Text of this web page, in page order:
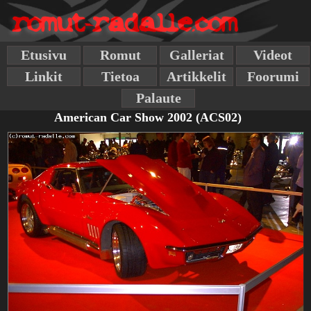
Etusivu Romut Galleriat
Videot
Linkit
Tietoa Artikkelit
Foorumi
Palaute
American Car Show 2002 (ACS02)